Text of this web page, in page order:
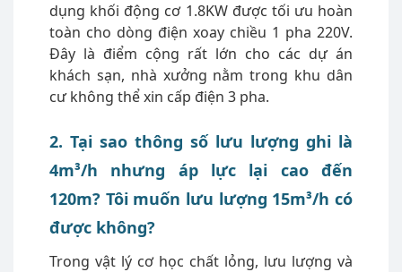
dụng khối động cơ 1.8KW được tối ưu hoàn
toàn cho dòng điện xoay chiều 1 pha 220V.
Đây là điểm cộng rất lớn cho các dự án
khách sạn, nhà xưởng nằm trong khu dân
cư không thể xin cấp điện 3 pha.
2. Tại sao thông số lưu lượng ghi là
4m³/h nhưng áp lực lại cao đến
120m? Tôi muốn lưu lượng 15m³/h có
được không?
Trong vật lý cơ học chất lỏng, lưu lượng và